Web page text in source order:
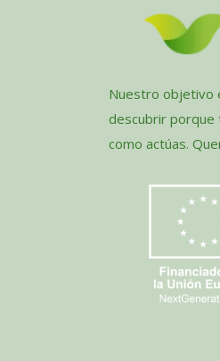
Nuestro objetivo
descubrir porque
como actúas.